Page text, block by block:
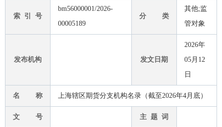
索 引 号
bm56000001/2026-
00005189
分 类
其他;监
管对象
发布机构 发文日期
2026年
05月12
日
名 称 上海辖区期货分支机构名录（截至2026年4月底）
文 号 主 题 词